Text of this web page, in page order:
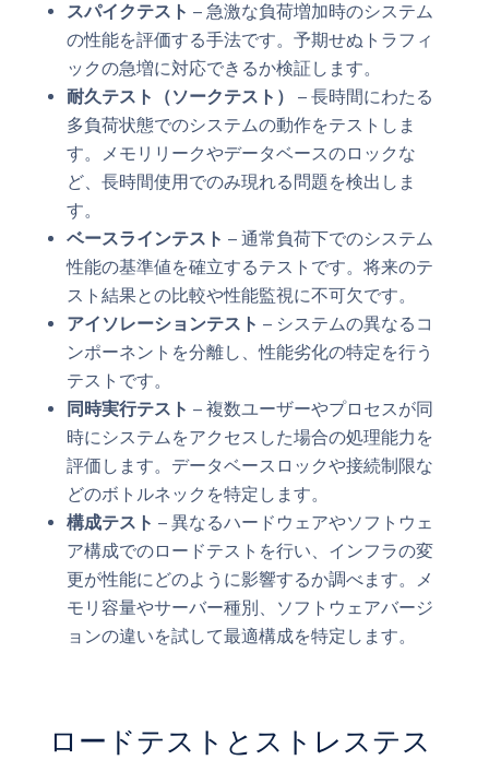
スパイクテスト – 急激な負荷増加時のシステム
の性能を評価する手法です。予期せぬトラフィ
ックの急増に対応できるか検証します。
耐久テスト（ソークテスト）
– 長時間にわたる
多負荷状態でのシステムの動作をテストしま
す。メモリリークやデータベースのロックな
ど、長時間使用でのみ現れる問題を検出しま
す。
ベースラインテスト – 通常負荷下でのシステム
性能の基準値を確立するテストです。将来のテ
スト結果との比較や性能監視に不可欠です。
アイソレーションテスト – システムの異なるコ
ンポーネントを分離し、性能劣化の特定を行う
テストです。
同時実行テスト – 複数ユーザーやプロセスが同
時にシステムをアクセスした場合の処理能力を
評価します。データベースロックや接続制限な
どのボトルネックを特定します。
構成テスト – 異なるハードウェアやソフトウェ
ア構成でのロードテストを行い、インフラの変
更が性能にどのように影響するか調べます。メ
モリ容量やサーバー種別、ソフトウェアバージ
ョンの違いを試して最適構成を特定します。
ロードテストとストレステス